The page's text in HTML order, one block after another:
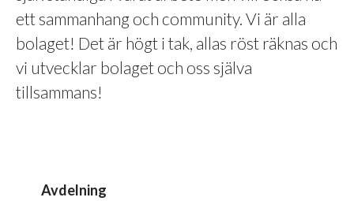
ett sammanhang och community. Vi är alla
bolaget! Det är högt i tak, allas röst räknas och
vi utvecklar bolaget och oss själva
tillsammans!
Avdelning